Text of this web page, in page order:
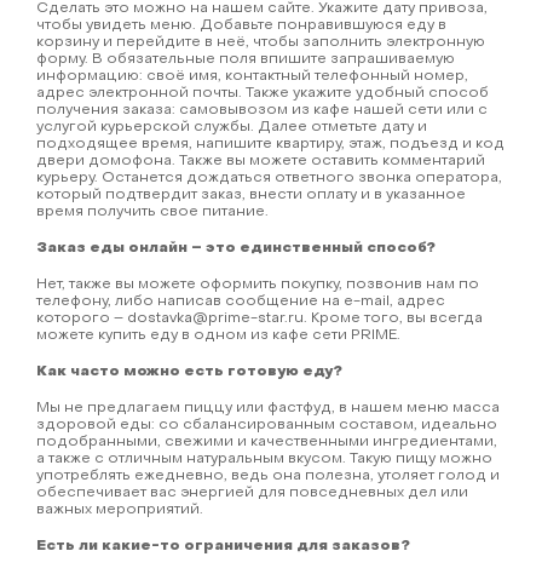
Сделать это можно на нашем сайте. Укажите дату привоза,
чтобы увидеть меню. Добавьте понравившуюся еду в
корзину и перейдите в неё, чтобы заполнить электронную
форму. В обязательные поля впишите запрашиваемую
информацию: своё имя, контактный телефонный номер,
адрес электронной почты. Также укажите удобный способ
получения заказа: самовывозом из кафе нашей сети или с
услугой курьерской службы. Далее отметьте дату и
подходящее время, напишите квартиру, этаж, подъезд и код
двери домофона. Также вы можете оставить комментарий
курьеру. Останется дождаться ответного звонка оператора,
который подтвердит заказ, внести оплату и в указанное
время получить свое питание.
Заказ еды онлайн – это единственный способ?
Нет, также вы можете оформить покупку, позвонив нам по
телефону, либо написав сообщение на e-mail, адрес
которого – dostavka@prime-star.ru. Кроме того, вы всегда
можете купить еду в одном из кафе сети PRIME.
Как часто можно есть готовую еду?
Мы не предлагаем пиццу или фастфуд, в нашем меню масса
здоровой еды: со сбалансированным составом, идеально
подобранными, свежими и качественными ингредиентами,
а также с отличным натуральным вкусом. Такую пищу можно
употреблять ежедневно, ведь она полезна, утоляет голод и
обеспечивает вас энергией для повседневных дел или
важных мероприятий.
Есть ли какие-то ограничения для заказов?